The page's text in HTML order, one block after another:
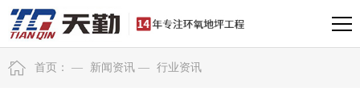
首页： — 新闻资讯 — 行业资讯